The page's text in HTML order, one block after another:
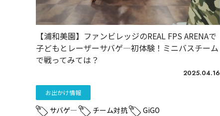
【浦和美園】ファンビレッジのREAL FPS ARENAで
子どもとレーザーサバゲ―初体験！ミニバスチーム
で戦ってみては？
2025.04.16
お出かけ情報
サバゲ― チーム対抗
GiGO